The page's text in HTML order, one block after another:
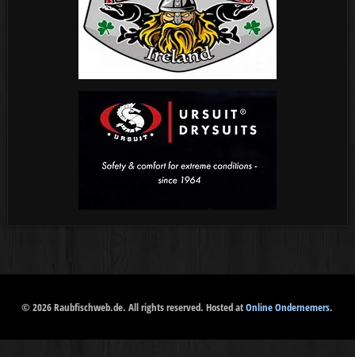
© 2026 Raubfischweb.de. All rights reserved. Hosted atOnline Ondernemers.